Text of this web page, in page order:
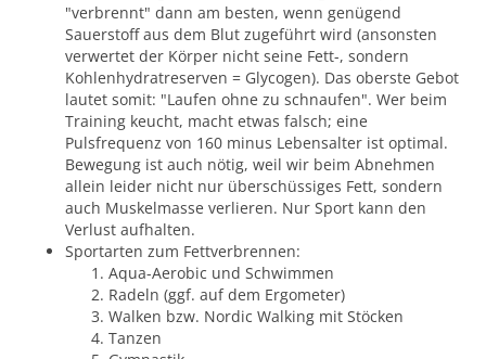
"verbrennt" dann am besten, wenn genügend
Sauerstoff aus dem Blut zugeführt wird (ansonsten
verwertet der Körper nicht seine Fett-, sondern
Kohlenhydratreserven = Glycogen). Das oberste Gebot
lautet somit: "Laufen ohne zu schnaufen". Wer beim
Training keucht, macht etwas falsch; eine
Pulsfrequenz von 160 minus Lebensalter ist optimal.
Bewegung ist auch nötig, weil wir beim Abnehmen
allein leider nicht nur überschüssiges Fett, sondern
auch Muskelmasse verlieren. Nur Sport kann den
Verlust aufhalten.
Sportarten zum Fettverbrennen:
Aqua-Aerobic und Schwimmen
Radeln (ggf. auf dem Ergometer)
Walken bzw. Nordic Walking mit Stöcken
Tanzen